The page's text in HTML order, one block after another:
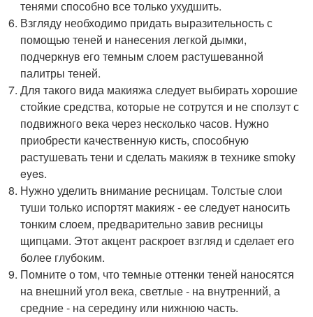
тенями способно все только ухудшить.
Взгляду необходимо придать выразительность с
помощью теней и нанесения легкой дымки,
подчеркнув его темным слоем растушеванной
палитры теней.
Для такого вида макияжа следует выбирать хорошие
стойкие средства, которые не сотрутся и не сползут с
подвижного века через несколько часов. Нужно
приобрести качественную кисть, способную
растушевать тени и сделать макияж в технике smoky
eyes.
Нужно уделить внимание ресницам. Толстые слои
туши только испортят макияж - ее следует наносить
тонким слоем, предварительно завив ресницы
щипцами. Этот акцент раскроет взгляд и сделает его
более глубоким.
Помните о том, что темные оттенки теней наносятся
на внешний угол века, светлые - на внутренний, а
средние - на середину или нижнюю часть.